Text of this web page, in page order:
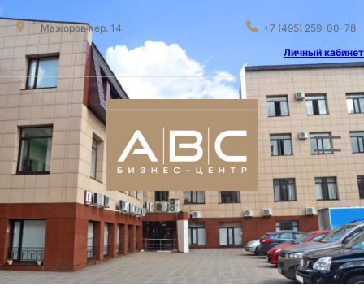
Мажоров пер. 14
+7 (495) 259-00-78
Личный кабинет